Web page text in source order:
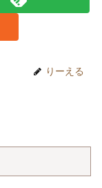
りーえる